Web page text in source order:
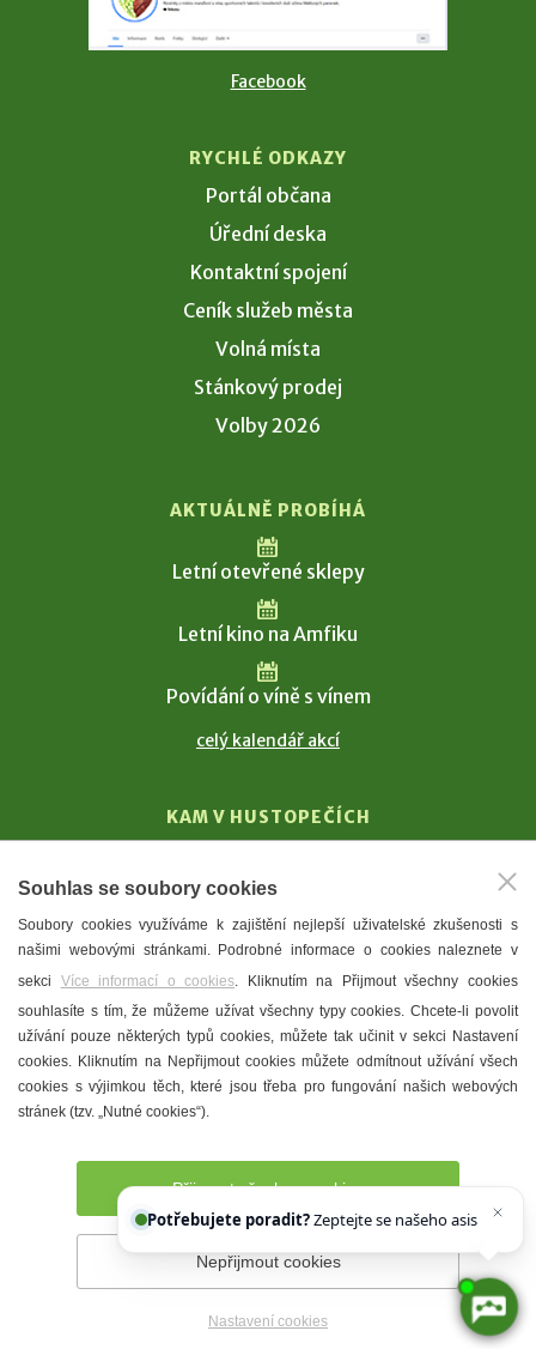
Facebook
RYCHLÉ ODKAZY
Portál občana
Úřední deska
Kontaktní spojení
Ceník služeb města
Volná místa
Stánkový prodej
Volby 2026
AKTUÁLNĚ PROBÍHÁ
Letní otevřené sklepy
Letní kino na Amfiku
Povídání o víně s vínem
celý kalendář akcí
KAM V HUSTOPEČÍCH
T. G. Masaryk
Mandloně
Ubytování
Restaurace
Městské muzeum a galerie
Denní meníčka
Prohlášení o přístupnosti Správce webu
Souhlas se soubory cookies
Soubory cookies využíváme k zajištění nejlepší uživatelské zkušenosti s
našimi webovými stránkami. Podrobné informace o cookies naleznete v
sekci Více informací o cookies. Kliknutím na Přijmout všechny cookies
souhlasíte s tím, že můžeme užívat všechny typy cookies. Chcete-li povolit
užívání pouze některých typů cookies, můžete tak učinit v sekci Nastavení
cookies. Kliknutím na Nepřijmout cookies můžete odmítnout užívání všech
cookies s výjimkou těch, které jsou třeba pro fungování našich webových
stránek (tzv. „Nutné cookies“).
Přijmout všechny cookies
Nepřijmout cookies
Nastavení cookies
Potřebujete poradit?
Chettyho.